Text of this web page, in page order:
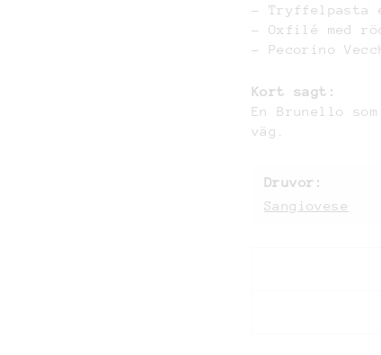
– Tryffelpasta
– Oxfilé med
– Pecorino
Kort sagt:
En Brunello
väg.
Druvor:
Sangiovese